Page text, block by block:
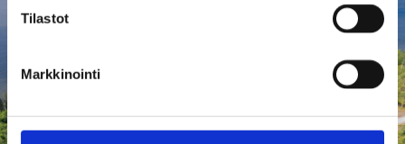
Tilastot
Markkinointi